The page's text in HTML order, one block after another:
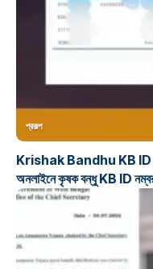
প্রকল্প
Krishak Bandhu KB
অনলাইনে কৃষক বন্ধু KB ID নম্বর